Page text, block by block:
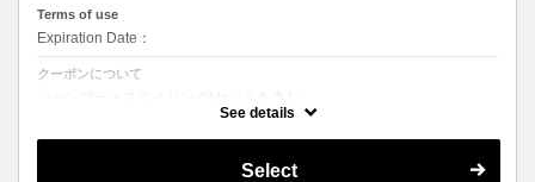
Terms of use
Expiration Date：
クーポンについて
スタイリングの内容によってはお値段前後します。
See details
Select